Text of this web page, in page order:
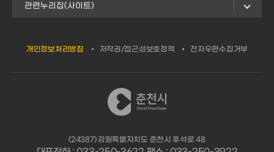
관련누리집(사이트)
개인정보처리방침 저작권/접근성보호정책 전자우편수집거부
(24387) 강원특별자치도 춘천시 후석로 48